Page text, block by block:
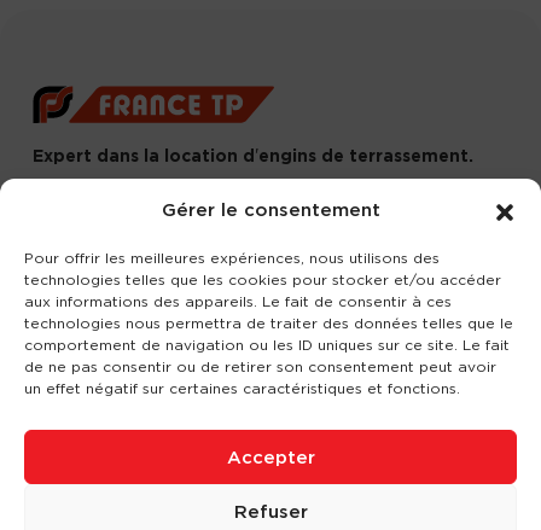
Gérer le consentement
Pour offrir les meilleures expériences, nous utilisons des
technologies telles que les cookies pour stocker et/ou accéder
aux informations des appareils. Le fait de consentir à ces
technologies nous permettra de traiter des données telles que le
comportement de navigation ou les ID uniques sur ce site. Le fait
de ne pas consentir ou de retirer son consentement peut avoir
un effet négatif sur certaines caractéristiques et fonctions.
Accepter
Refuser
Expert dans la location d'engins de terrassement.
3 rue Jean Perrin - 33600 PESSAC
Nos produits Partenaires
Société
Ouverture de compte
Contact
Nos agences
Consulter le site
Conditions générales de location